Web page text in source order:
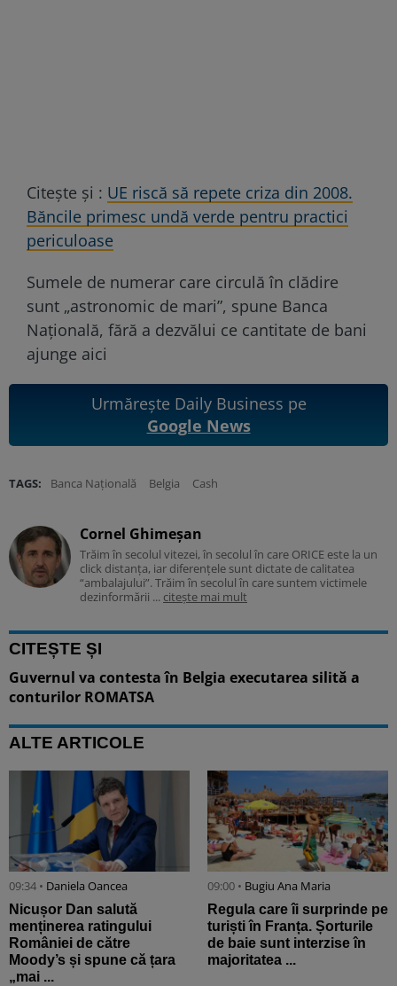
Citește și : UE riscă să repete criza din 2008.
Băncile primesc undă verde pentru practici
periculoase
Sumele de numerar care circulă în clădire
sunt „astronomic de mari”, spune Banca
Națională, fără a dezvălui ce cantitate de bani
ajunge aici
Urmărește Daily Business pe
Google News
TAGS: Banca Națională Belgia Cash
Cornel Ghimeșan
Trăim în secolul vitezei, în secolul în care ORICE este la un
click distanța, iar diferențele sunt dictate de calitatea
“ambalajului”. Trăim în secolul în care suntem victimele
dezinformării ... citește mai mult
CITEȘTE ȘI
Guvernul va contesta în Belgia executarea silită a
conturilor ROMATSA
ALTE ARTICOLE
09:34 • Daniela Oancea
Nicușor Dan salută
menținerea ratingului
României de către
Moody’s și spune că țara
„mai ...
09:00 • Bugiu ⁠Ana Maria
Regula care îi surprinde pe
turiști în Franța. Șorturile
de baie sunt interzise în
majoritatea ...